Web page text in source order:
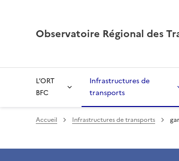
Observatoire Régional des
L’ORT
BFC
Infrastructures de
transports
Accueil Infrastructures de transports